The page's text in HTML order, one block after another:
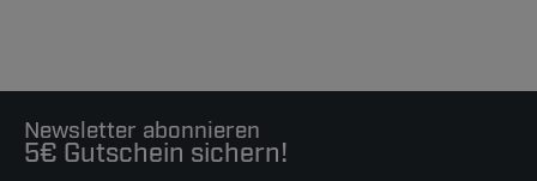
Newsletter abonnieren
5€ Gutschein sichern!